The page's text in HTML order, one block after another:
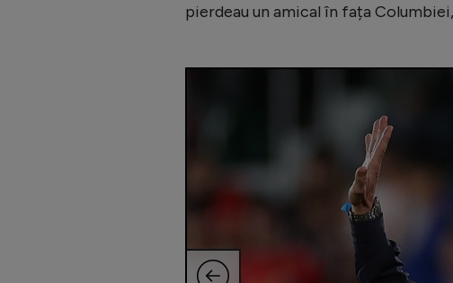
pierdeau un amical în fața